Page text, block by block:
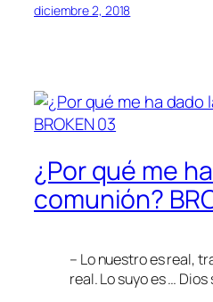
diciembre 2, 2018
¿Por qué me
comunión?
– Lo nuestro es real,
real. Lo suyo es … Dios